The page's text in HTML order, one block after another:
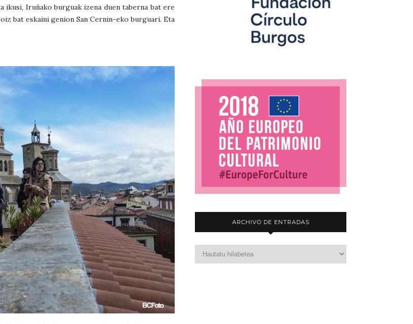
ikusi, Iruñako burguak izena duen taberna bat ere
bat eskaini genion San Cernin-eko burguari. Eta
ARCHIVO DE ENTRADAS